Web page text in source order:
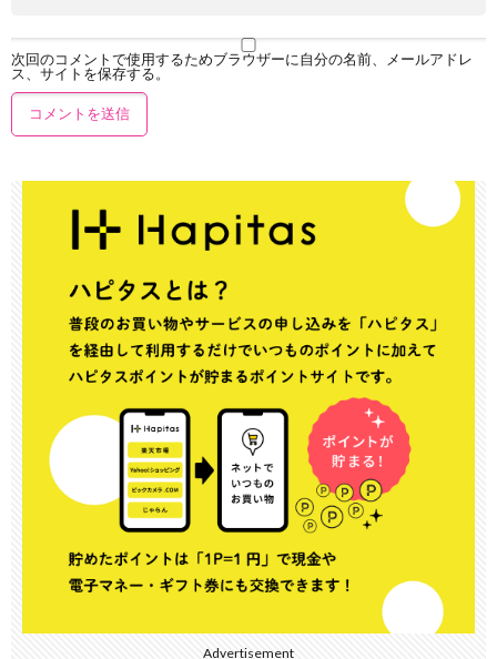
次回のコメントで使用するためブラウザーに自分の名前、メールアドレ
ス、サイトを保存する。
Advertisement